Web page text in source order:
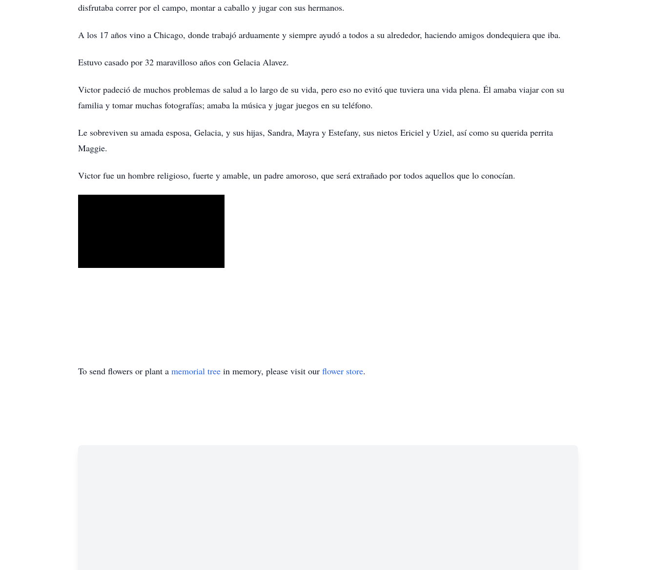
disfrutaba correr por el campo, montar a caballo y jugar con sus hermanos.
A los 17 años vino a Chicago, donde trabajó arduamente y siempre ayudó a todos a su alrededor, haciendo amigos dondequiera que iba.
Estuvo casado por 32 maravilloso años con Gelacia Alavez.
Victor padeció de muchos problemas de salud a lo largo de su vida, pero eso no evitó que tuviera una vida plena. Él amaba viajar con su
familia y tomar muchas fotografías; amaba la música y jugar juegos en su teléfono.
Le sobreviven su amada esposa, Gelacia, y sus hijas, Sandra, Mayra y Estefany, sus nietos Ericiel y Uziel, así como su querida perrita
Maggie.
Victor fue un hombre religioso, fuerte y amable, un padre amoroso, que será extrañado por todos aquellos que lo conocían.
To send flowers or plant a memorial tree in memory, please visit our flower store.